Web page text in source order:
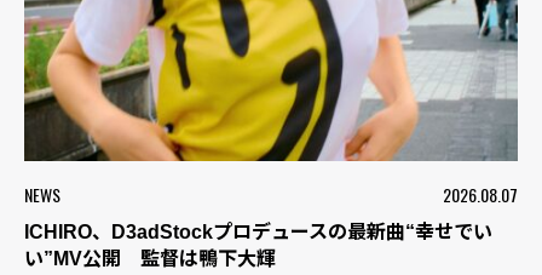
NEWS 2026.08.07
ICHIRO、D3adStockプロデュースの最新曲“幸せでい
い”MV公開 監督は鴨下大輝